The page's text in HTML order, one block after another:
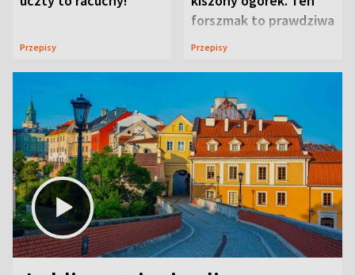
Przepisy
forszmak to prawdziwa
uczta
Przepisy